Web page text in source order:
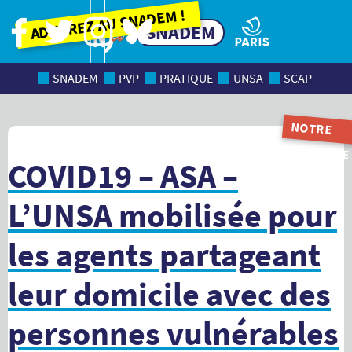
Adhérez au SNADEM !
SNADEM
SNADEM PVP PRATIQUE UNSA SCAP
COVID19 – ASA –
L’UNSA mobilisée pour
les agents partageant
leur domicile avec des
personnes vulnérables
NOTRE
MAGAZINE